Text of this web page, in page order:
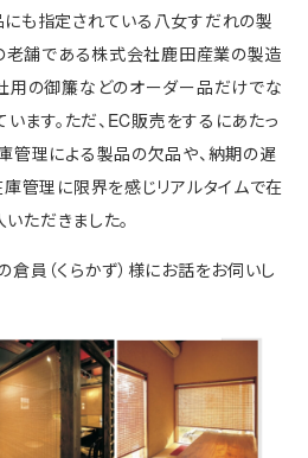
も指定されている八女すだれの製
老舗である株式会社鹿田産業の製造
用の御簾などのオーダー品だけでな
ます。ただ、EC販売をするにあたっ
管理による製品の欠品や、納期の遅
管理に限界を感じリアルタイムで在
ただきました。
員（くらかず）様にお話をお伺いし